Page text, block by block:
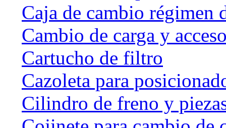
Caja de cambio régimen
Cambio de carga y
Cartucho de filtro
Cazoleta para
Cilindro de freno y